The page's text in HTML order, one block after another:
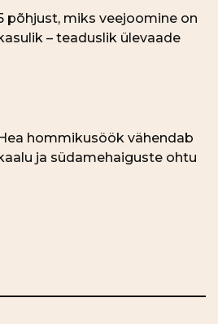
põhjust, miks veejoomine on
– teaduslik ülevaade
hommikusöök vähendab
ja südamehaiguste ohtu